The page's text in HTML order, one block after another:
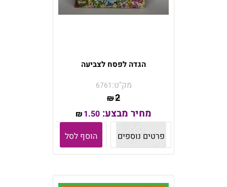
הגדה לפסח לצביעה
מק"ט:6761
₪2
מחיר מבצע: ₪1.50
פרטים נוספים
הוסף לסל